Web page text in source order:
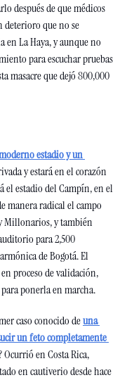
después de que médicos
deterioro que no se
en La Haya, y aunque no
para escuchar pruebas
masacre que dejó 800,000
estadio y un
y estará en el corazón
el estadio del Campín, en el
manera radical el campo
Millonarios, y también
para 2,500
de Bogotá. El
proceso de validación,
ponerla en marcha.
caso conocido de una
un feto completamente
Ocurrió en Costa Rica,
en cautiverio desde hace